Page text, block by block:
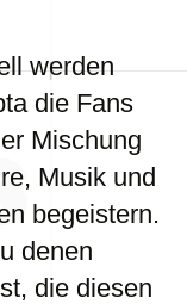
werden
die Fans
Mischung
Musik und
begeistern.
denen
die diesen